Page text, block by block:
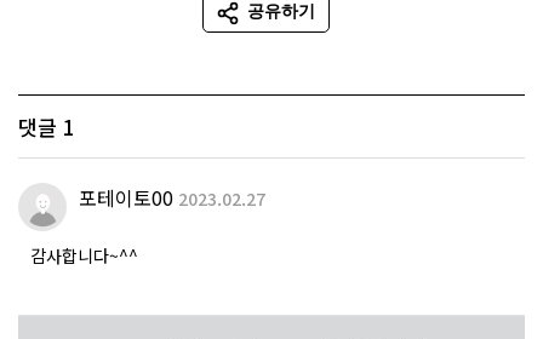
공유하기
SNS 공유
댓글 1
포테이토00 2023.02.27
감사합니다~^^